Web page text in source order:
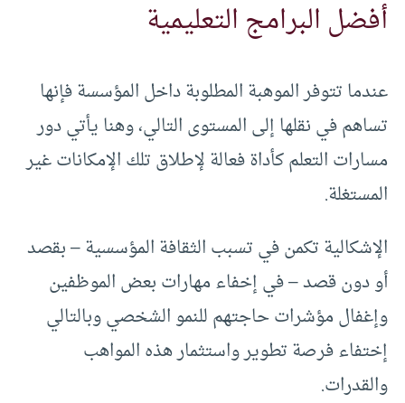
أفضل البرامج التعليمية
عندما تتوفر الموهبة المطلوبة داخل المؤسسة فإنها
تساهم في نقلها إلى المستوى التالي، وهنا يأتي دور
مسارات التعلم كأداة فعالة لإطلاق تلك الإمكانات غير
المستغلة.
الإشكالية تكمن في تسبب الثقافة المؤسسية – بقصد
أو دون قصد – في إخفاء مهارات بعض الموظفين
وإغفال مؤشرات حاجتهم للنمو الشخصي وبالتالي
إختفاء فرصة تطوير واستثمار هذه المواهب
والقدرات.